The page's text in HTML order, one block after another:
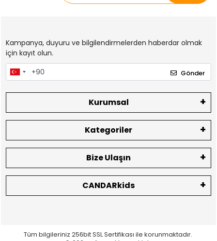
Kampanya, duyuru ve bilgilendirmelerden haberdar olmak
için kayıt olun.
Gönder
Kurumsal
Kategoriler
Bize Ulaşın
CANDARkids
Tüm bilgileriniz 256bit SSL Sertifikası ile korunmaktadır.